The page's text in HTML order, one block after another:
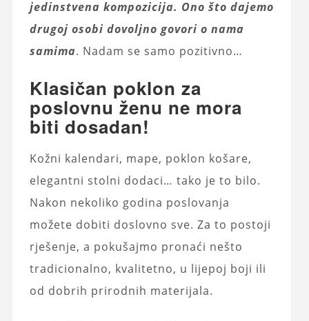
jedinstvena kompozicija. Ono što dajemo
drugoj osobi dovoljno govori o nama
samima. Nadam se samo pozitivno…
Klasičan poklon za
poslovnu ženu ne mora
biti dosadan!
Kožni kalendari, mape, poklon košare,
elegantni stolni dodaci… tako je to bilo.
Nakon nekoliko godina poslovanja
možete dobiti doslovno sve. Za to postoji
rješenje, a pokušajmo pronaći nešto
tradicionalno, kvalitetno, u lijepoj boji ili
od dobrih prirodnih materijala.